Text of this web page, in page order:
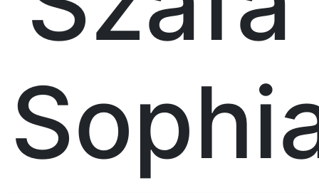
Fotele
skandynawskie
Krzesła